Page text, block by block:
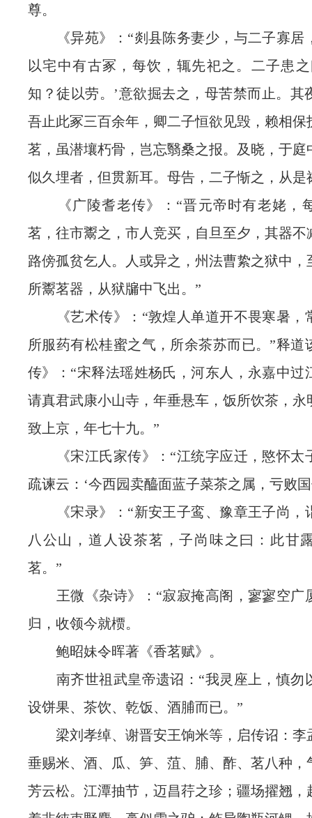
尊。
《异苑》：“剡县陈务妻少，与二子寡居
以宅中有古冢，每饮，辄先祀之。二子患
知？徒以劳。’意欲掘去之，母苦禁而止。其
吾止此冢三百余年，卿二子恒欲见毁，赖相保
茗，虽潜壤朽骨，岂忘翳桑之报。及晓，于庭
似久埋者，但贯新耳。母告，二子惭之，从是
《广陵耆老传》：“晋元帝时有老姥，
茗，往市鬻之，市人竞买，自旦至夕，其器不
路傍孤贫乞人。人或异之，州法曹絷之狱中，
所鬻茗器，从狱牖中飞出。”
《艺术传》：“敦煌人单道开不畏寒暑，
所服药有松桂蜜之气，所余茶苏而已。”释道
传》：“宋释法瑶姓杨氏，河东人，永嘉中过
请真君武康小山寺，年垂悬车，饭所饮茶，永
致上京，年七十九。”
《宋江氏家传》：“江统字应迁，愍怀太
疏谏云：‘今西园卖醯面蓝子菜茶之属，亏败国
《宋录》：“新安王子鸾、豫章王子尚，
八公山，道人设茶茗，子尚味之曰：此甘
茗。”
王微《杂诗》：“寂寂掩高阁，寥寥空广
归，收领今就槚。
鲍昭妹令晖著《香茗赋》。
南齐世祖武皇帝遗诏：“我灵座上，慎勿
设饼果、茶饮、乾饭、酒脯而已。”
梁刘孝绰、谢晋安王饷米等，启传诏：李
垂赐米、酒、瓜、笋、菹、脯、酢、茗八种，
芳云松。江潭抽节，迈昌荇之珍；疆场擢翘，